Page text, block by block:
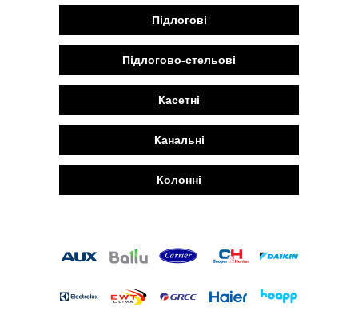
Касетні
Канальні
Колонні
Підлогові
Підлогово-стельові